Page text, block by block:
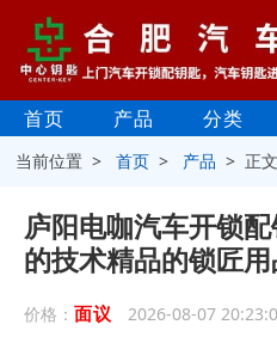
首页 产品 分类
当前位置 >首页 > 产品 > 正文
庐阳电咖汽车开锁
的技术精品的锁匠
价格： 面议 2026-08-07